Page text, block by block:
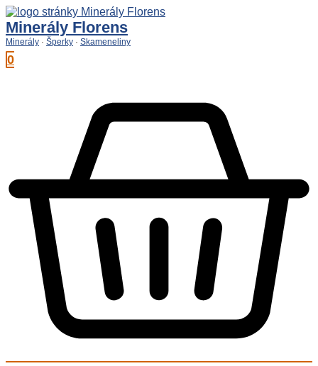
Preskočiť
na
obsah
Minerály Florens
Minerály · Šperky · Skameneliny
0